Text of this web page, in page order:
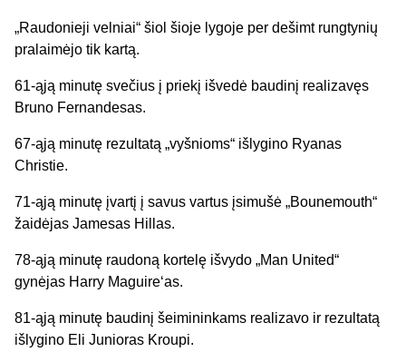
„Raudonieji velniai“ šiol šioje lygoje per dešimt rungtynių
pralaimėjo tik kartą.
61-ąją minutę svečius į priekį išvedė baudinį realizavęs
Bruno Fernandesas.
67-ąją minutę rezultatą „vyšnioms“ išlygino Ryanas
Christie.
71-ąją minutę įvartį į savus vartus įsimušė „Bounemouth“
žaidėjas Jamesas Hillas.
78-ąją minutę raudoną kortelę išvydo „Man United“
gynėjas Harry Maguire‘as.
81-ąją minutę baudinį šeimininkams realizavo ir rezultatą
išlygino Eli Junioras Kroupi.